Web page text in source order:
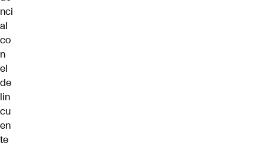
nci
al
co
n
el
de
lin
cu
en
te